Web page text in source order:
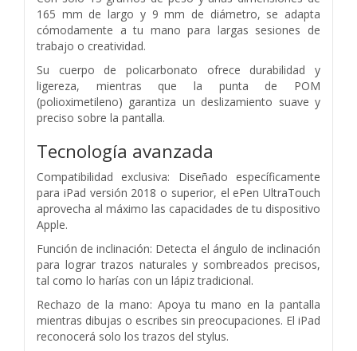
165 mm de largo y 9 mm de diámetro, se adapta
cómodamente a tu mano para largas sesiones de
trabajo o creatividad.
Su cuerpo de policarbonato ofrece durabilidad y
ligereza, mientras que la punta de POM
(polioximetileno) garantiza un deslizamiento suave y
preciso sobre la pantalla.
Tecnología avanzada
Compatibilidad exclusiva: Diseñado específicamente
para iPad versión 2018 o superior, el ePen UltraTouch
aprovecha al máximo las capacidades de tu dispositivo
Apple.
Función de inclinación: Detecta el ángulo de inclinación
para lograr trazos naturales y sombreados precisos,
tal como lo harías con un lápiz tradicional.
Rechazo de la mano: Apoya tu mano en la pantalla
mientras dibujas o escribes sin preocupaciones. El iPad
reconocerá solo los trazos del stylus.